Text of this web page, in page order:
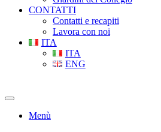
CONTATTI
Contatti e recapiti
Lavora con noi
ITA
ITA
ENG
Menù